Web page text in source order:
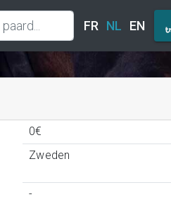
FR NL EN
0€
Zweden
-